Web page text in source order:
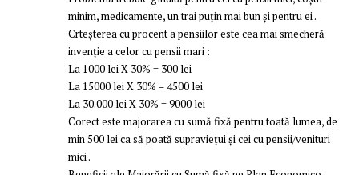
minim, medicamente, un trai puțin mai bun și pentru ei .
Crteșterea cu procent a pensiilor este cea mai smecheră
invenție a celor cu pensii mari :
La 1000 lei X 30% = 300 lei
La 15000 lei X 30% = 4500 lei
La 30.000 lei X 30% = 9000 lei
Corect este majorarea cu sumă fixă pentru toată lumea, de
min 500 lei ca să poată supraviețui și cei cu pensii/venituri
mici .